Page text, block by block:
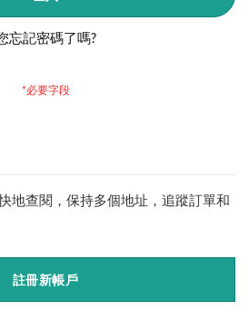
忘記密碼了嗎?
地查閱，保持多個地址，追蹤訂單和
註冊新帳戶